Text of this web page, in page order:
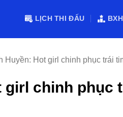
LỊCH THI ĐẤU BXH
Huyền: Hot girl chinh phục trái
girl chinh phục